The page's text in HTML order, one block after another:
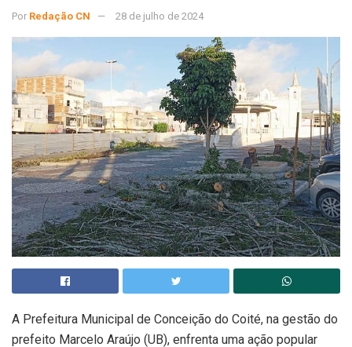
Por Redação CN 28 de julho de 2024
A Prefeitura Municipal de Conceição do Coité, na gestão do
prefeito Marcelo Araújo (UB), enfrenta uma ação popular